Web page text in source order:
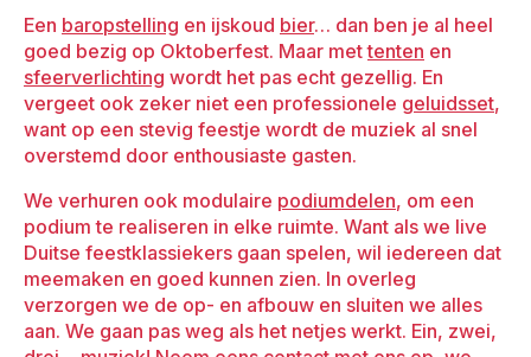
Een baropstelling en ijskoud bier… dan ben je al heel
goed bezig op Oktoberfest. Maar mettenten en
sfeerverlichting wordt het pas echt gezellig. En
vergeet ook zeker niet een professionele geluidsset,
want op een stevig feestje wordt de muziek al snel
overstemd door enthousiaste gasten.
We verhuren ook modulaire podiumdelen, om een
podium te realiseren in elke ruimte. Want als we live
Duitse feestklassiekers gaan spelen, wil iedereen dat
meemaken en goed kunnen zien. In overleg
verzorgen we de op- en afbouw en sluiten we alles
aan. We gaan pas weg als het netjes werkt. Ein, zwei,